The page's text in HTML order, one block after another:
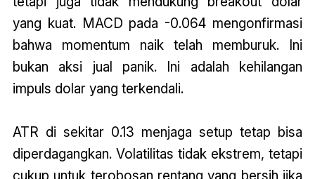
yang kuat. MACD pada -0.064 mengonfirmasi
bahwa momentum naik telah memburuk. Ini
bukan aksi jual panik. Ini adalah kehilangan
impuls dolar yang terkendali.
ATR di sekitar 0.13 menjaga setup tetap bisa
diperdagangkan. Volatilitas tidak ekstrem, tetapi